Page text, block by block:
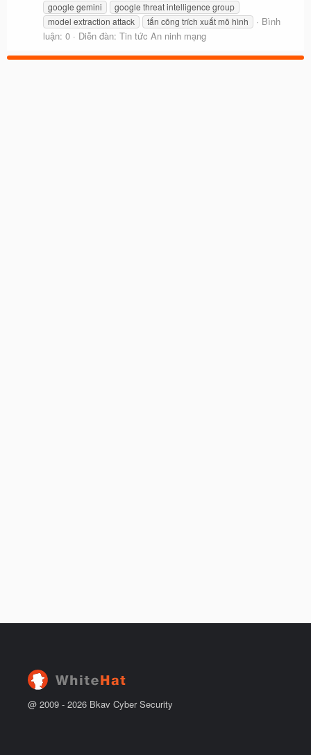
google gemini
google threat intelligence group
model extraction attack
tấn công trích xuất mô hình
Bình
luận: 0
Diễn đàn: Tin tức An ninh mạng
@ 2009 - 2026 Bkav Cyber Security